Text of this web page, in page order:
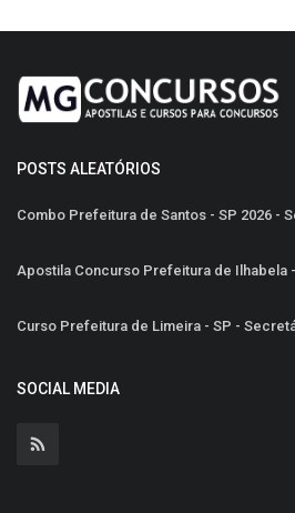
POSTS ALEATÓRIOS
Combo Prefeitura de Santos - SP 2026 -
Apostila Concurso Prefeitura de Ilhabela -
Curso Prefeitura de Limeira - SP -
SOCIAL MEDIA